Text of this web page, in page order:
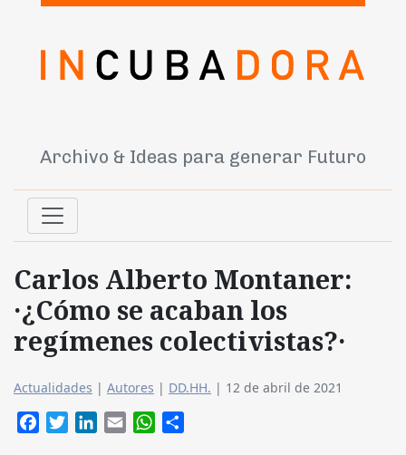
Archivo & Ideas para generar Futuro
Carlos Alberto Montaner:
·¿Cómo se acaban los
regímenes colectivistas?·
Actualidades | Autores | DD.HH. | 12 de abril de 2021
FacebookTwitterLinkedIn
Email WhatsApp